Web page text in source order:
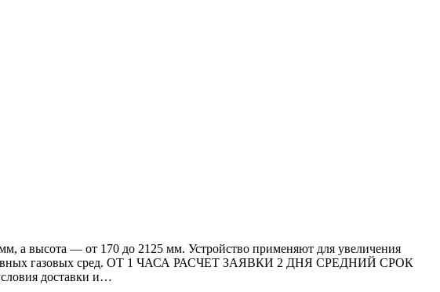
а высота — от 170 до 2125 мм. Устройство применяют для увеличения
газовых сред. ОТ 1 ЧАСА РАСЧЕТ ЗАЯВКИ 2 ДНЯ СРЕДНИЙ СРОК
доставки и…